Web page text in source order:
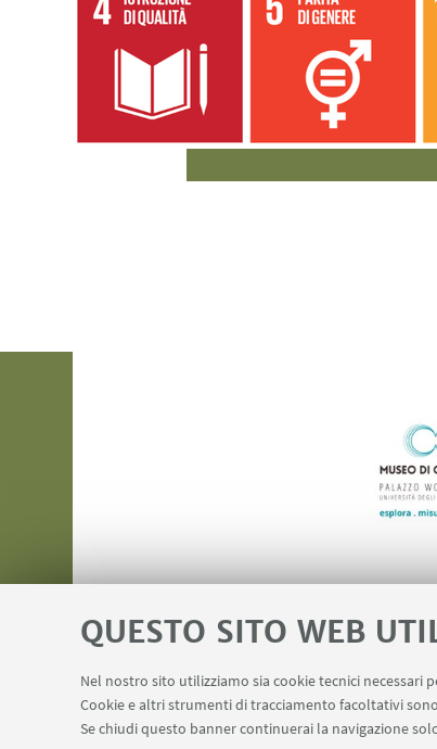
QUESTO SITO WEB
Nel nostro sito utilizziamo sia cookie tecnici
Cookie e altri strumenti di tracciamento facoltativi
Se chiudi questo banner continuerai la navigazione